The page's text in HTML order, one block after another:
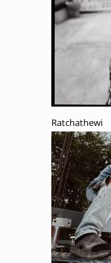
Ratchathewi